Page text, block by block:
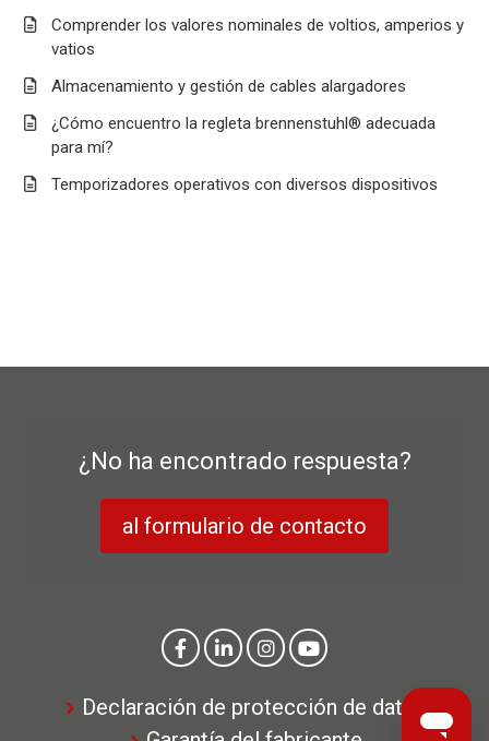
Comprender los valores nominales de voltios, amperios y
vatios
Almacenamiento y gestión de cables alargadores
¿Cómo encuentro la regleta brennenstuhl® adecuada
para mí?
Temporizadores operativos con diversos dispositivos
¿No ha encontrado respuesta?
al formulario de contacto
Declaración de protección de datos